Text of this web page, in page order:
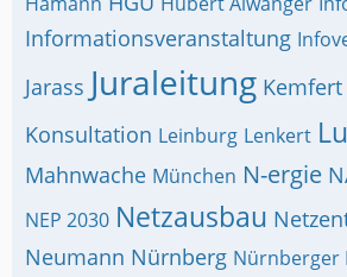
Informationsveranstaltung
Jarass Juraleitung Kemfert
Konsultation Leinburg Lenkert
Mahnwache München N-ergie
NEP 2030 Netzausbau
Neumann Nürnberg Nürnberger